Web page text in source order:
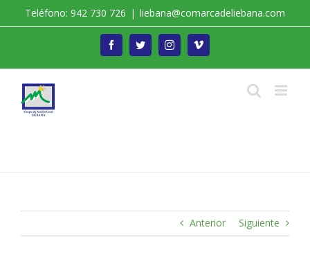
Teléfono: 942 730 726 | liebana@comarcadeliebana.com
FacebookTwitterInstagramVimeo
Anterior Siguiente